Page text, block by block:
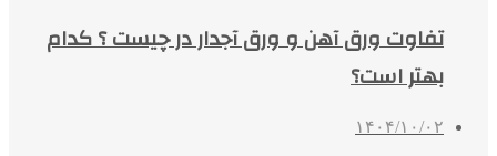
تفاوت ورق آهن و ورق آجدار در چیست ؟ کدام
بهتر است؟
۱۴۰۴/۱۰/۰۲